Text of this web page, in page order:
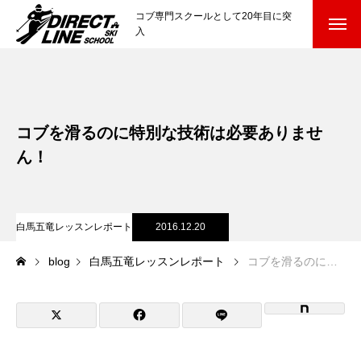
コブ専門スクールとして20年目に突
入
参加までの流れ
参加費のお支払い
各会場の集合場所
スキー場から選ぶ Ski Area
コブを滑るのに特別な技術は必要ありませ
ん！
白馬五竜レッスンレポート 2016.12.20
blog 白馬五竜レッスンレポート コブを滑るのに特別な技術は必要ありません！